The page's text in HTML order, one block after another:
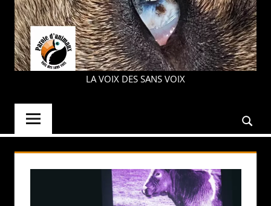
PAROLE
LA VOIX DES SANS VOIX